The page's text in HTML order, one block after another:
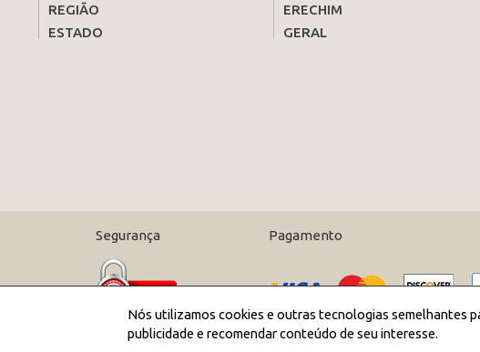
REGIÃO
ESTADO
ERECHIM
GERAL
Segurança Pagamento
Nós utilizamos cookies e outras tecnologias semelhantes
publicidade e recomendar conteúdo de seu interesse.